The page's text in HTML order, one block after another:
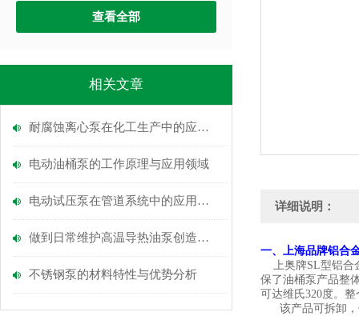
查看全部
相关文章
耐腐蚀离心泵在化工生产中的应用有哪些？
电动油桶泵的工作原理与应用领域
电动试压泵在管道系统中的应用有哪些？
做到日常维护高温导热油泵创造更大的效益
不锈钢泵的材料特性与优势分析
详细说明：
一、 上海品牌铝合
上奥牌SL型铝合
保了油桶泵产品整
可达维氏320度。
该产品可拆卸，